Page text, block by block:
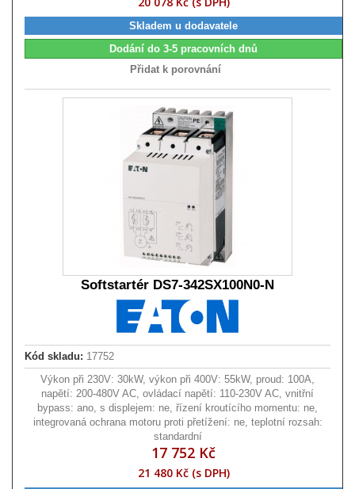
Skladem u dodavatele
Dodání do 3-5 pracovních dnů
Přidat k porovnání
Softstartér DS7-342SX100N0-N
Kód skladu: 17752
Výkon při 230V: 30kW, výkon při 400V: 55kW, proud: 100A,
napětí: 200-480V AC, ovládací napětí: 110-230V AC, vnitřní
bypass: ano, s displejem: ne, řízení kroutícího momentu: ne,
integrovaná ochrana motoru proti přetížení: ne, teplotní rozsah:
standardní
17 752 Kč
21 480 Kč (s DPH)